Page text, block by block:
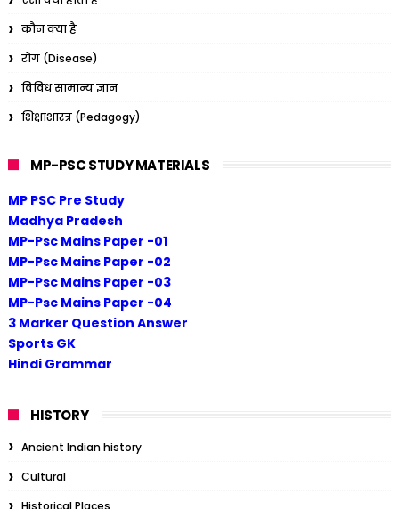
कौन क्या है
रोग (Disease)
विविध सामान्य ज्ञान
शिक्षाशास्त्र (Pedagogy)
MP-PSC STUDY MATERIALS
MP PSC Pre Study
Madhya Pradesh
MP-Psc Mains Paper -01
MP-Psc Mains Paper -02
MP-Psc Mains Paper -03
MP-Psc Mains Paper -04
3 Marker Question Answer
Sports GK
Hindi Grammar
HISTORY
Ancient Indian history
Cultural
Historical Places